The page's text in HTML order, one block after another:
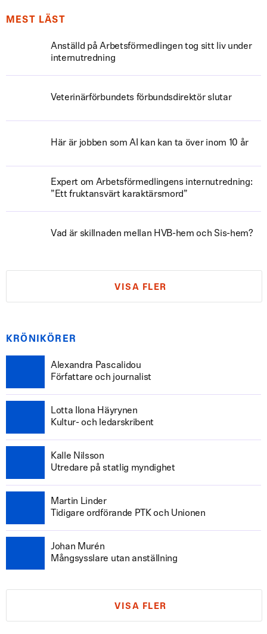
MEST LÄST
Anställd på Arbetsförmedlingen tog sitt liv under
internutredning
Veterinärförbundets förbundsdirektör slutar
Här är jobben som AI kan kan ta över inom 10 år
Expert om Arbetsförmedlingens internutredning:
”Ett fruktansvärt karaktärsmord”
Vad är skillnaden mellan HVB-hem och Sis-hem?
VISA FLER
KRÖNIKÖRER
Alexandra Pascalidou
Författare och journalist
Lotta Ilona Häyrynen
Kultur- och ledarskribent
Kalle Nilsson
Utredare på statlig myndighet
Martin Linder
Tidigare ordförande PTK och Unionen
Johan Murén
Mångsysslare utan anställning
VISA FLER